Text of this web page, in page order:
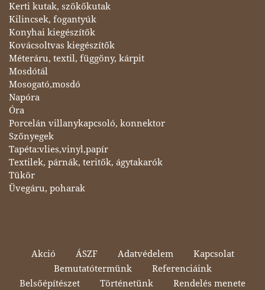
Kerti kutak, szökőkutak
Kilincsek, fogantyúk
Konyhai kiegészítők
Kovácsoltvas kiegészítők
Méteráru, textil, függöny, kárpit
Mosdótál
Mosogató,mosdó
Napóra
Óra
Porcelán villanykapcsoló, konnektor
Szőnyegek
Tapéta:vlies,vinyl,papír
Textilek, párnák, teritők, ágytakarók
Tükör
Üvegáru, poharak
Akció ÁSZF Adatvédelem
Kapcsolat
Bemutatótermünk
Referenciáink
Belsőépítészet
Történetünk Rendelés menete